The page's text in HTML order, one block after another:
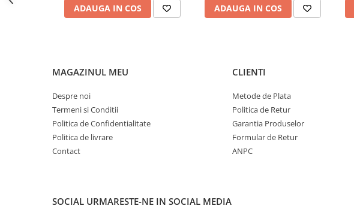
CORPURI ETANSE LED
SPOTURI INCASTRATE
SPOTURI PE SINA & ACCESORII
SPOTURI APLICATE SI SUSPENSII
ADAUGA IN COS ADAUGA IN COS
MAGAZINUL MEU
Despre noi
Termeni si Conditii
Politica de Confidentialitate
Politica de livrare
Contact
CLIENTI
Metode de Plata
Politica de Retur
Garantia Produselor
Formular de Retur
ANPC
SOCIAL URMARESTE-NE IN SOCIAL MEDIA